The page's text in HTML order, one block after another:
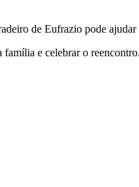
de Eufrazio pode
família e celebrar o